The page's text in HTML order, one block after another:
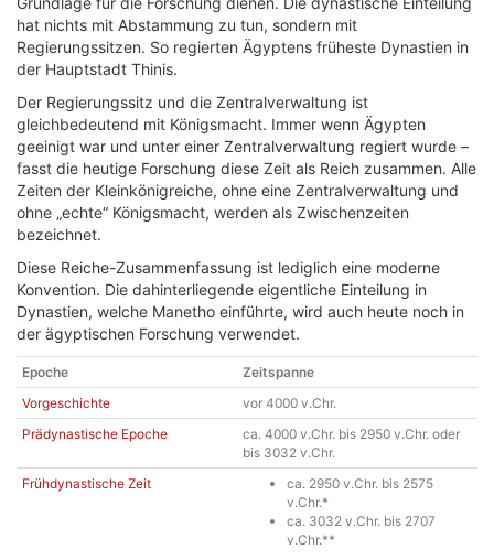
hat nichts mit Abstammung zu tun, sondern mit
Regierungssitzen. So regierten Ägyptens früheste Dynastien in
der Hauptstadt Thinis.
Der Regierungssitz und die Zentralverwaltung ist
gleichbedeutend mit Königsmacht. Immer wenn Ägypten
geeinigt war und unter einer Zentralverwaltung regiert wurde –
fasst die heutige Forschung diese Zeit als Reich zusammen. Alle
Zeiten der Kleinkönigreiche, ohne eine Zentralverwaltung und
ohne „echte“ Königsmacht, werden als Zwischenzeiten
bezeichnet.
Diese Reiche-Zusammenfassung ist lediglich eine moderne
Konvention. Die dahinterliegende eigentliche Einteilung in
Dynastien, welche Manetho einführte, wird auch heute noch in
der ägyptischen Forschung verwendet.
Epoche
Zeitspanne
Vorgeschichte
vor 4000 v.Chr.
Prädynastische Epoche
ca. 4000 v.Chr. bis 2950 v.Chr. oder
bis 3032 v.Chr.
Frühdynastische Zeit
ca. 2950 v.Chr. bis 2575
v.Chr.*
ca. 3032 v.Chr. bis 2707
v.Chr.**